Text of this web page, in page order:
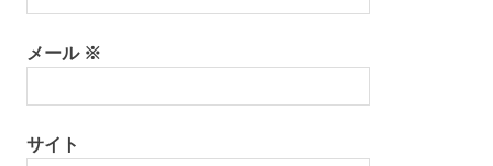
メール ※
サイト